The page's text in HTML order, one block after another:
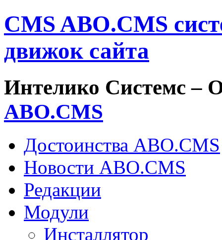
CMS ABO.CMS
движок сайта
Интелико Системс –
ABO.CMS
Достоинства ABO.CMS
Новости ABO.CMS
Редакции
Модули
Инсталлятор